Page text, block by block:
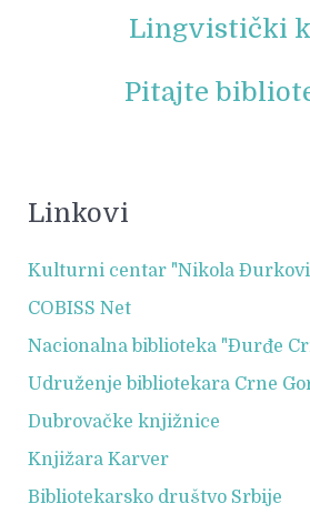
Lingvistički
Pitajte
Linkovi
Kulturni centar "Nikola
COBISS Net
Nacionalna biblioteka "Đurđe
Udruženje bibliotekara Crne
Dubrovačke knjižnice
Knjižara Karver
Bibliotekarsko društvo Srbije